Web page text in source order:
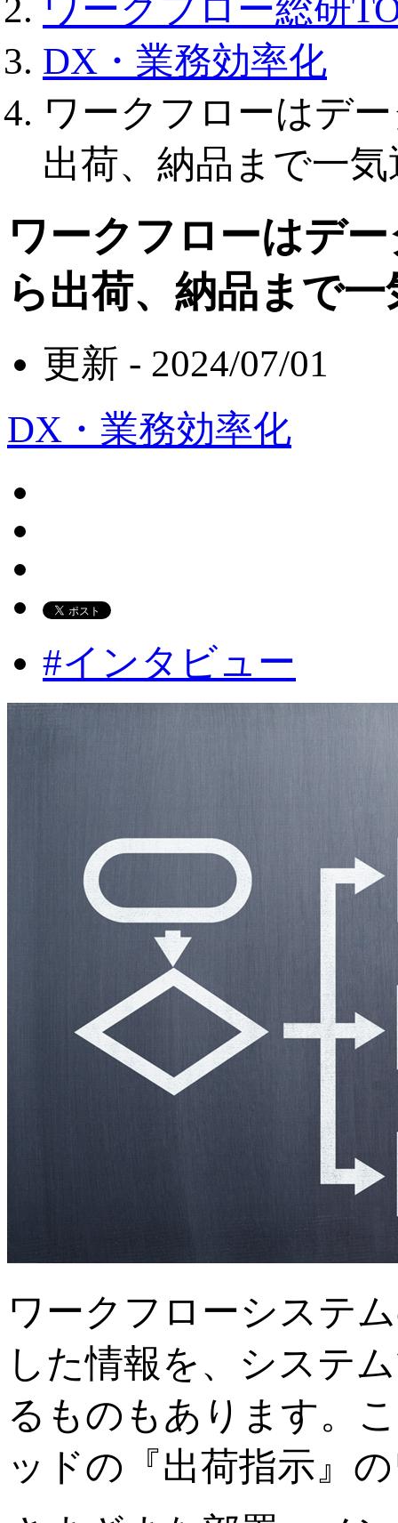
ワークフロー総研
DX・業務効率化
ワークフローはデ
出荷、納品まで一
ワークフローはデ
ら出荷、納品まで
更新 - 2024/07/01
DX・業務効率化
#インタビュー
ワークフローシステ
した情報を、システ
るものもあります。
ッドの『出荷指示』